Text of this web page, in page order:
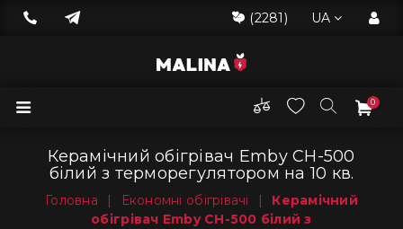
(2281) UA
0
Керамічний обігрівач Emby CH-500
білий з терморегулятором на 10 кв.
Головна | Економні обігрівачі |
Керамічний
обігрівач Emby CH-500 білий з